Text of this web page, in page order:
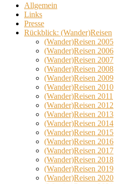
Allgemein
Links
Presse
Rückblick: (Wander)Reisen
(Wander)Reisen 2005
(Wander)Reisen 2006
(Wander)Reisen 2007
(Wander)Reisen 2008
(Wander)Reisen 2009
(Wander)Reisen 2010
(Wander)Reisen 2011
(Wander)Reisen 2012
(Wander)Reisen 2013
(Wander)Reisen 2014
(Wander)Reisen 2015
(Wander)Reisen 2016
(Wander)Reisen 2017
(Wander)Reisen 2018
(Wander)Reisen 2019
(Wander)Reisen 2020